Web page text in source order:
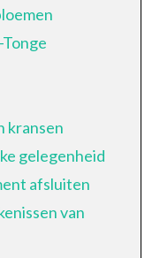
kransen
gelegenheid
afsluiten
van